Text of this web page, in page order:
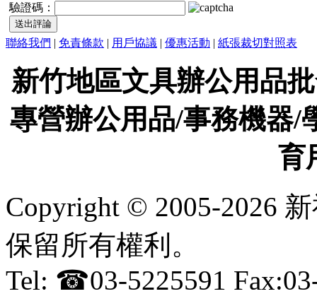
驗證碼：
聯絡我們 | 免責條款 | 用戶協議 | 優惠活動 | 紙張裁切對照表
新竹地區文具辦公用品
專營辦公用品/事務機器/
育
Copyright © 2005-2026
保留所有權利。
Tel: ☎03-5225591